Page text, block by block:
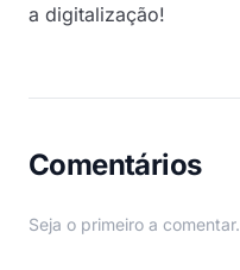
a digitalização!
Comentários
Seja o primeiro a comentar.